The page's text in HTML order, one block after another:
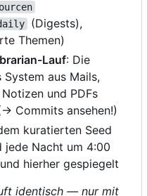
(Digests),
Themen)
Lauf: Die
aus Mails,
und PDFs
Commits ansehen!)
kuratierten Seed
Nacht um 4:00
hierher gespiegelt
identisch — nur mit